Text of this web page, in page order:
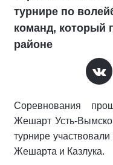
турнире по
команд, который
районе
Соревнования
Жешарт Усть-
турнире
Жешарта и Казлука.